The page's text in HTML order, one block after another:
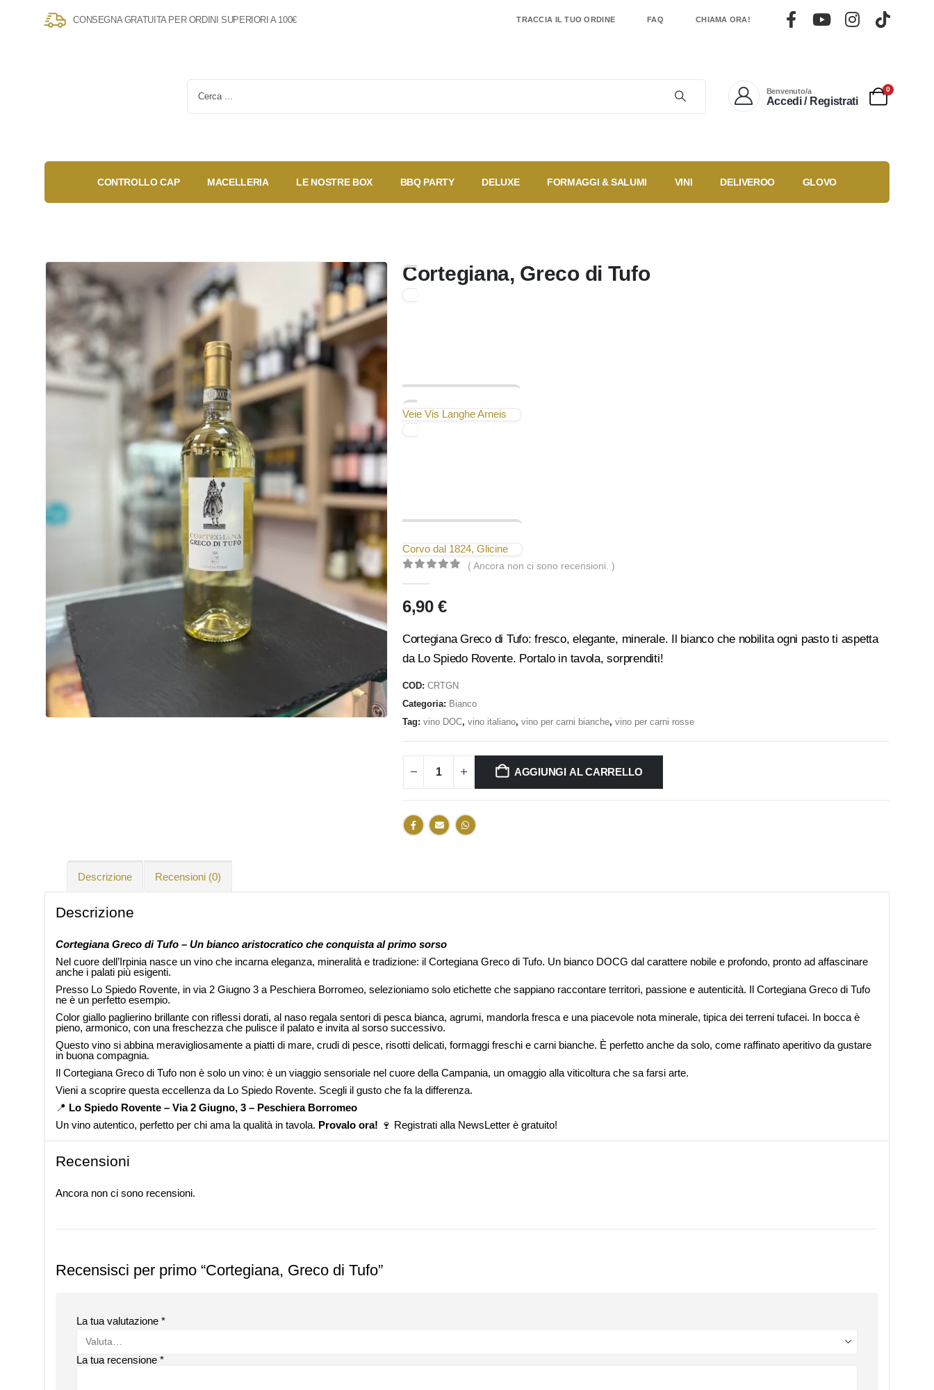
CONSEGNA GRATUITA PER ORDINI SUPERIORI A 100€ TRACCIA IL TUO ORDINE FAQ CHIAMA ORA!
Benvenuto/a
Accedi / Registrati
0
CONTROLLO CAP MACELLERIA LE NOSTRE BOX BBQ PARTY DELUXE FORMAGGI & SALUMI VINI DELIVEROO GLOVO
Cortegiana, Greco di Tufo
Veie Vis Langhe Arneis
Corvo dal 1824, Glicine
( Ancora non ci sono recensioni. )
6,90 €
Cortegiana Greco di Tufo: fresco, elegante, minerale. Il bianco che nobilita ogni pasto ti aspetta
da Lo Spiedo Rovente. Portalo in tavola, sorprenditi!
COD: CRTGN
Categoria: Bianco
Tag: vino DOC, vino italiano, vino per carni bianche, vino per carni rosse
AGGIUNGI AL CARRELLO
Descrizione Recensioni (0)
Descrizione
Cortegiana Greco di Tufo – Un bianco aristocratico che conquista al primo sorso
Nel cuore dell’Irpinia nasce un vino che incarna eleganza, mineralità e tradizione: il Cortegiana Greco di Tufo. Un bianco DOCG dal carattere nobile e profondo, pronto ad affascinare
anche i palati più esigenti.
Presso Lo Spiedo Rovente, in via 2 Giugno 3 a Peschiera Borromeo, selezioniamo solo etichette che sappiano raccontare territori, passione e autenticità. Il Cortegiana Greco di Tufo
ne è un perfetto esempio.
Color giallo paglierino brillante con riflessi dorati, al naso regala sentori di pesca bianca, agrumi, mandorla fresca e una piacevole nota minerale, tipica dei terreni tufacei. In bocca è
pieno, armonico, con una freschezza che pulisce il palato e invita al sorso successivo.
Questo vino si abbina meravigliosamente a piatti di mare, crudi di pesce, risotti delicati, formaggi freschi e carni bianche. È perfetto anche da solo, come raffinato aperitivo da gustare
in buona compagnia.
Il Cortegiana Greco di Tufo non è solo un vino: è un viaggio sensoriale nel cuore della Campania, un omaggio alla viticoltura che sa farsi arte.
Vieni a scoprire questa eccellenza da Lo Spiedo Rovente. Scegli il gusto che fa la differenza.
📍 Lo Spiedo Rovente – Via 2 Giugno, 3 – Peschiera Borromeo
Un vino autentico, perfetto per chi ama la qualità in tavola. Provalo ora! 🍷 Registrati alla NewsLetter è gratuito!
Recensioni
Ancora non ci sono recensioni.
Recensisci per primo “Cortegiana, Greco di Tufo”
La tua valutazione *
La tua recensione *